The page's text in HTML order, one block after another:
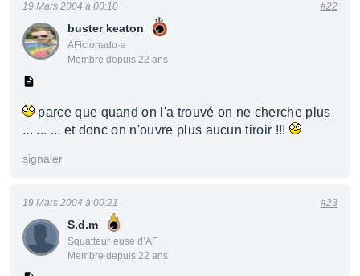
buster keaton
AFicionado·a
Membre depuis 22 ans
19 Mars 2004 à 00:10 #22
parce que quand on l'a trouvé on ne cherche plus
... ... ... et donc on n'ouvre plus aucun tiroir !!!
signaler
S.d.m
Squatteur·euse d’AF
Membre depuis 22 ans
19 Mars 2004 à 00:21 #23